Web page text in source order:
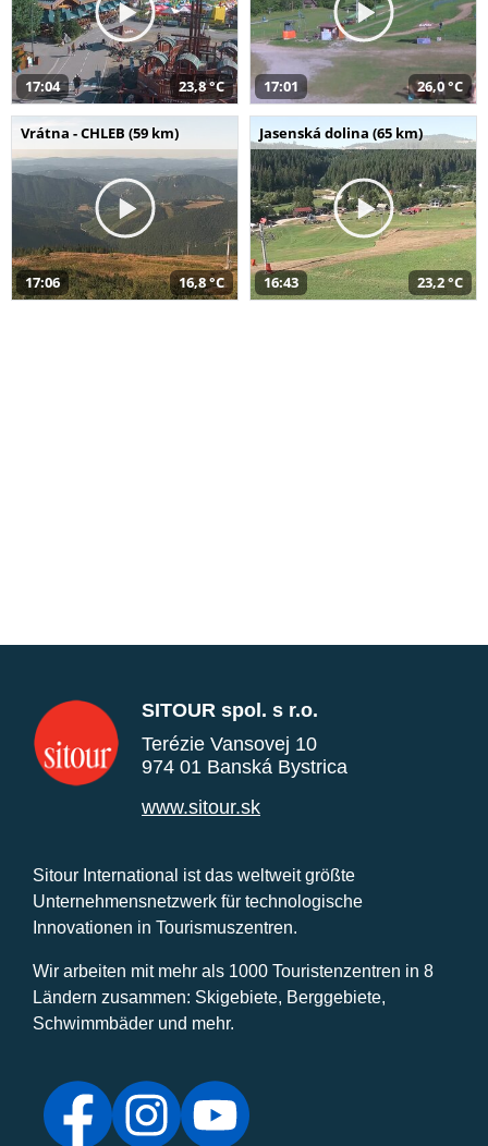
17:04 23,8 °C 17:01 26,0 °C
Vrátna - CHLEB (59 km)
17:06 16,8 °C
Jasenská dolina (65 km)
16:43 23,2 °C
SITOUR spol. s r.o.
Terézie Vansovej 10
974 01 Banská Bystrica
www.sitour.sk
Sitour International ist das weltweit größte
Unternehmensnetzwerk für technologische
Innovationen in Tourismuszentren.
Wir arbeiten mit mehr als 1000 Touristenzentren in 8
Ländern zusammen: Skigebiete, Berggebiete,
Schwimmbäder und mehr.